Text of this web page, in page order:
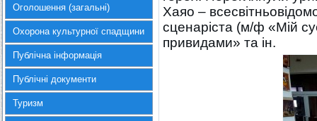
Оголошення (загальні)
Охорона культурної спадщини
Публічна інформація
Публічні документи
Туризм
Хаяо –
сценаріста (м/ф «Мій
привидами» та ін.